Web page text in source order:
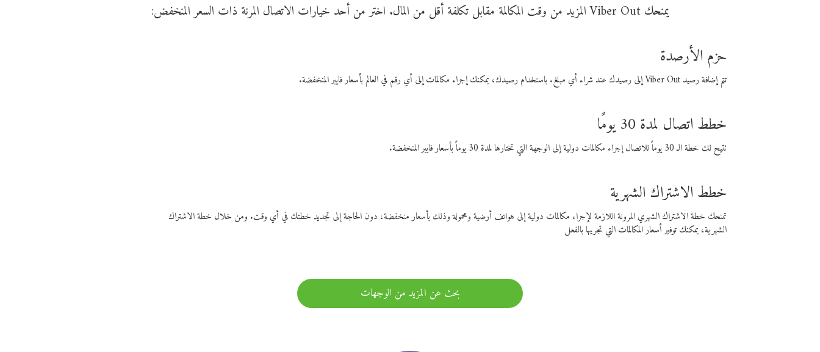
يمنحك Viber Out المزيد من وقت المكالمة مقابل تكلفة أقل من المال. اختر من أحد خيارات الاتصال المرنة ذات السعر المنخفض:
حزم الأرصدة
تتم إضافة رصيد Viber Out إلى رصيدك عند شراء أي مبلغ. باستخدام رصيدك، يمكنك إجراء مكالمات إلى أي رقم في العالم بأسعار فايبر المنخفضة.
خطط اتصال لمدة 30 يومًا
تتيح لك خطة الـ 30 يوماً للاتصال إجراء مكالمات دولية إلى الوجهة التي تختارها لمدة 30 يوماً بأسعار فايبر المنخفضة.
خطط الاشتراك الشهرية
تمنحك خطة الاشتراك الشهري المرونة اللازمة لإجراء مكالمات دولية إلى هواتف أرضية ومحمولة وذلك بأسعار منخفضة، دون الحاجة إلى تجديد خطتك في أي وقت. ومن خلال خطة الاشتراك
الشهرية، يمكنك توفير أسعار المكالمات التي تجريها بالفعل
بحث عن المزيد من الوجهات